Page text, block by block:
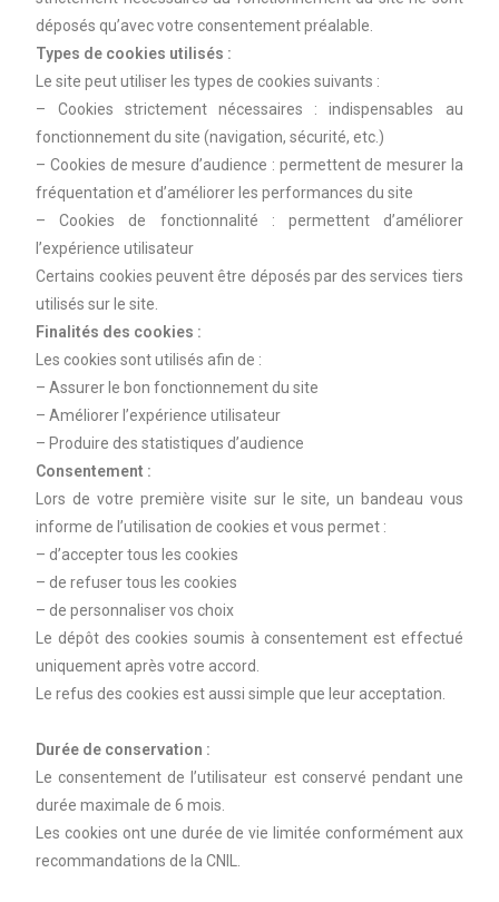
déposés qu’avec votre consentement préalable.
Types de cookies utilisés :
Le site peut utiliser les types de cookies suivants :
– Cookies strictement nécessaires : indispensables au
fonctionnement du site (navigation, sécurité, etc.)
– Cookies de mesure d’audience : permettent de mesurer la
fréquentation et d’améliorer les performances du site
– Cookies de fonctionnalité : permettent d’améliorer
l’expérience utilisateur
Certains cookies peuvent être déposés par des services tiers
utilisés sur le site.
Finalités des cookies :
Les cookies sont utilisés afin de :
– Assurer le bon fonctionnement du site
– Améliorer l’expérience utilisateur
– Produire des statistiques d’audience
Consentement :
Lors de votre première visite sur le site, un bandeau vous
informe de l’utilisation de cookies et vous permet :
– d’accepter tous les cookies
– de refuser tous les cookies
– de personnaliser vos choix
Le dépôt des cookies soumis à consentement est effectué
uniquement après votre accord.
Le refus des cookies est aussi simple que leur acceptation.
Durée de conservation :
Le consentement de l’utilisateur est conservé pendant une
durée maximale de 6 mois.
Les cookies ont une durée de vie limitée conformément aux
recommandations de la CNIL.